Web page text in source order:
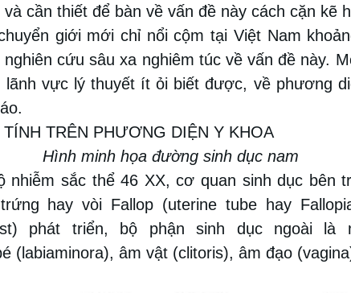
cần thiết để bàn về vấn đề này cách cặn kẽ
giới mới chỉ nổi cộm tại Việt Nam
cứu sâu xa nghiêm túc về vấn đề này.
lãnh vực lý thuyết ít ỏi biết được, về phương
TRÊN PHƯƠNG DIỆN Y KHOA
Hình minh họa đường sinh dục nam
nhiễm sắc thể 46 XX, cơ quan sinh dục bên
hay vòi Fallop (uterine tube hay
phát triển, bộ phận sinh dục ngoài là
(labiaminora), âm vật (clitoris), âm đạo